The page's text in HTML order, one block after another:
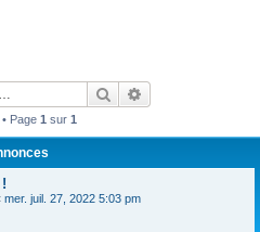
Rechercher
Page 1 sur 1
mer. juil. 27, 2022 5:03 pm